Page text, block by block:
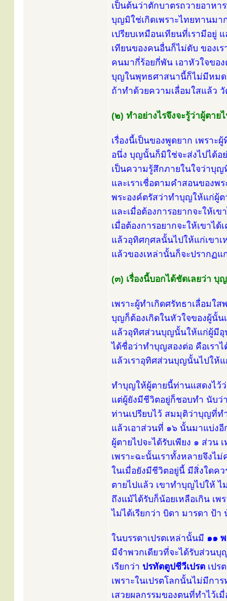
เป็นต้นว่าตักบาตรถวายอาหา
บุญมิใช่เกิดเพราะไทยทานมา
เปรียบเหมือนเทียนที่เรามีอยู่
เทียนของคนอื่นก็ไม่ดับ ของเ
คนมากี่ร้อยกี่พัน เอาหัวใจขอ
บุญในพุทธศาสนานี้ก็ไม่มีหมด
ถ้าทำด้วยความเลื่อมใสแล้ว
(๒) ทำอย่างไรจึงจะรู้ว่าผู้ตาย
เรื่องนี้เป็นของพูดยาก เพรา
อนึ่ง บุญนั้นก็มิใช่จะส่งไปได้อ
เป็นความรู้สึกภายในใจว่าบุ
และเราเชื่อตามคำสอนของพ
พระองค์ตรัสว่าทำบุญให้แก่ผู้
และเมื่อต้องการอยากจะให้เ
เมื่อต้องการอยากจะให้เขาไ
แล้วอุทิศกุศลนั้นไปให้แก่เขาเ
แล้วของเหล่านั้นก็จะปรากฏแ
(๓) เรื่องนี้บอกได้ชัดเลยว่า บุ
เพราะผู้ทำเกิดศรัทธาเลื่อมใ
บุญก็ต้องเกิดในหัวใจของผู้นั้น
แล้วอุทิศส่วนบุญนั้นให้แก่ผู้มี
ได้ชื่อว่าทำบุญสองต่อ คือเรา
แล้วเราอุทิศส่วนบุญนั้นไปให้
ทำบุญให้ผู้ตายนี้ท่านแสดงไว้
แต่ผู้ยังมีชีวิตอยู่ก็ชอบทำ นับว่
ท่านเปรียบไว้ สมมุติว่าบุญที่ท
แล้วเอาส่วนที่ ๑๖ นั้นมาแบ่ง
ผู้ตายไปจะได้รับเพียง ๑ ส่วน
เพราะฉะนั้นเราทั้งหลายจึงไ
ในเมื่อยังมีชีวิตอยู่นี้ มีสิ่งใดคว
ตายไปแล้ว เขาทำบุญไปให้ ไ
ถึงแม้ได้รับก็น้อยเหลือเกิน เพ
ไม่ได้เรียกว่า บิดา มารดา ป้า
ในบรรดาเปรตเหล่านั้นมี ๑๑
มีจำพวกเดียวที่จะได้รับส่วน
เรียกว่า ปรทัตตูปชีวีเปรต เปร
เพราะในเปรตโลกนั้นไม่มีก
เสวยผลกรรมของตนที่ทำไว้เ